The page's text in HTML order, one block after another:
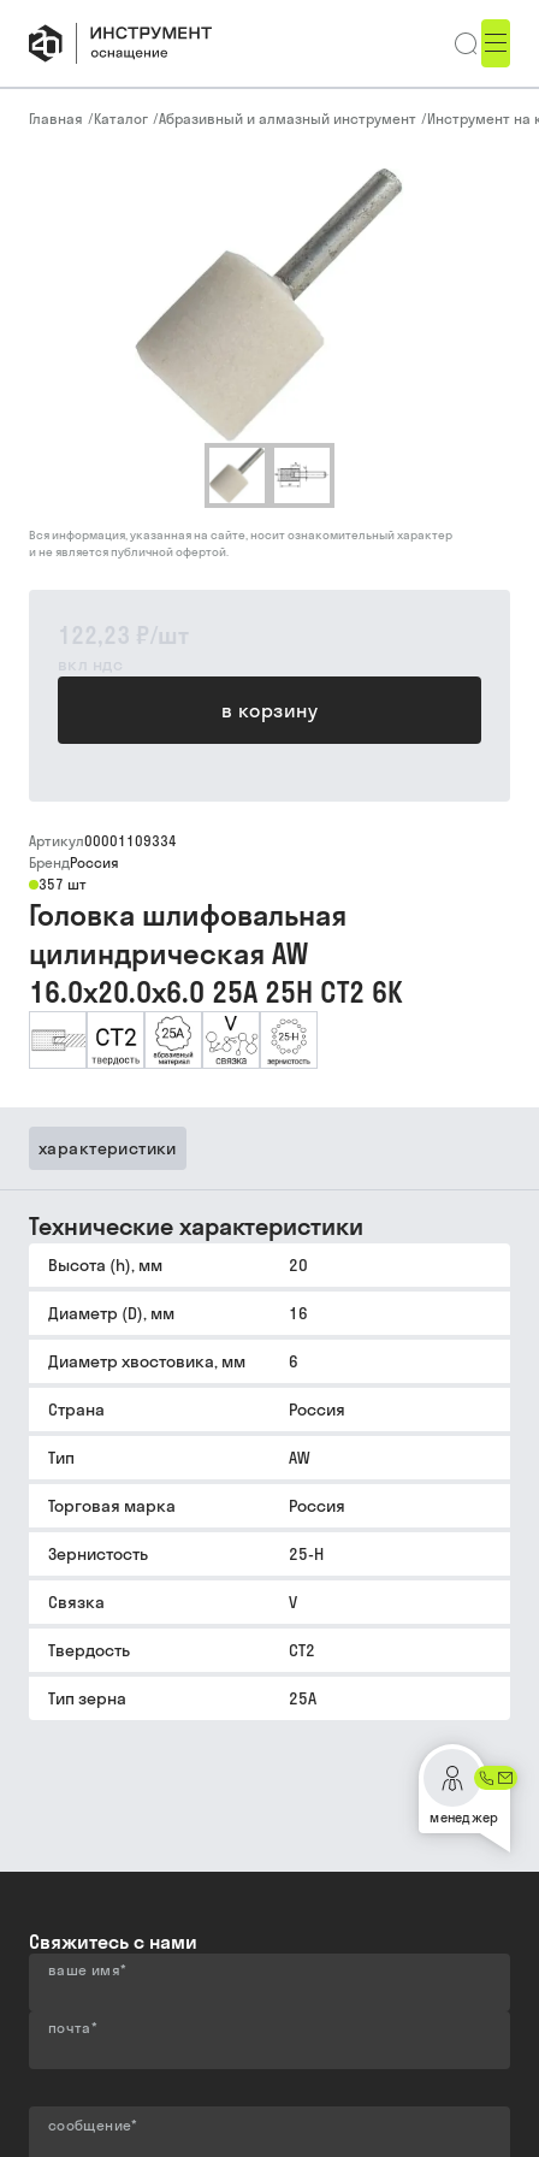
Главная /Каталог /Абразивный и алмазный инструмент /Инструмент на
122,23 ₽/шт
вкл ндс
в корзину
Вся информация, указанная на сайте, носит ознакомительный характер
и не является публичной офертой.
Артикул00001109334
БрендРоссия
357 шт
Головка шлифовальная
цилиндрическая AW
16.0х20.0х6.0 25А 25Н СТ2 6К
характеристики
Технические характеристики
Высота (h), мм 20
Диаметр (D), мм 16
Диаметр хвостовика, мм 6
Страна Россия
Тип AW
Торговая марка Россия
Зернистость 25-Н
Связка V
Твердость СТ2
Тип зерна 25A
менеджер
Свяжитесь с нами
ваше имя*
почта*
сообщение*